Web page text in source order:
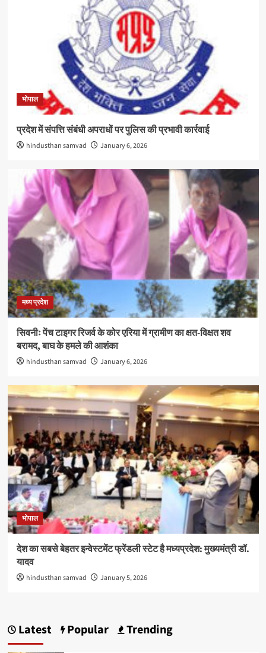
भोपाल
प्रदेश में संपत्ति संबंधी अपराधों पर पुलिस की प्रभावी कार्रवाई
hindusthan samvad January 6, 2026
मध्य प्रदेश
सिवनीः पेंच टाइगर रिजर्व के कोर एरिया में ग्रामीण का क्षत-विक्षत शव
बरामद, बाघ के हमले की आशंका
hindusthan samvad January 6, 2026
भोपाल
देश का सबसे बेहतर इन्वेस्टमेंट फ्रेंडली स्टेट है मध्यप्रदेश: मुख्यमंत्री डॉ.
यादव
hindusthan samvad January 5, 2026
Latest Popular Trending